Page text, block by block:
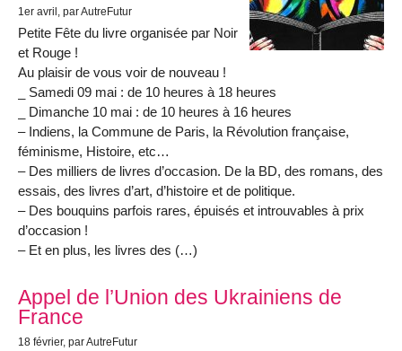
1er avril , par AutreFutur
Petite Fête du livre organisée par Noir
et Rouge !
Au plaisir de vous voir de nouveau !
_ Samedi 09 mai : de 10 heures à 18 heures
_ Dimanche 10 mai : de 10 heures à 16 heures
– Indiens, la Commune de Paris, la Révolution française,
féminisme, Histoire, etc…
– Des milliers de livres d’occasion. De la BD, des romans, des
essais, des livres d’art, d’histoire et de politique.
– Des bouquins parfois rares, épuisés et introuvables à prix
d’occasion !
– Et en plus, les livres des (…)
Appel de l’Union des Ukrainiens de
France
18 février, par AutreFutur